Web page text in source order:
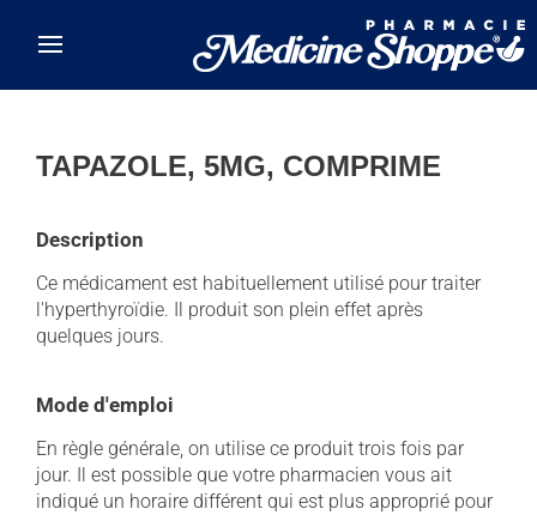
TAPAZOLE, 5MG, COMPRIME
Description
Ce médicament est habituellement utilisé pour traiter
l'hyperthyroïdie. Il produit son plein effet après
quelques jours.
Mode d'emploi
En règle générale, on utilise ce produit trois fois par
jour. Il est possible que votre pharmacien vous ait
indiqué un horaire différent qui est plus approprié pour